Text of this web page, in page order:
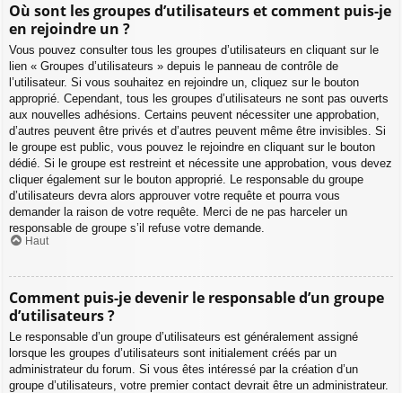
Où sont les groupes d’utilisateurs et comment puis-je
en rejoindre un ?
Vous pouvez consulter tous les groupes d’utilisateurs en cliquant sur le
lien « Groupes d’utilisateurs » depuis le panneau de contrôle de
l’utilisateur. Si vous souhaitez en rejoindre un, cliquez sur le bouton
approprié. Cependant, tous les groupes d’utilisateurs ne sont pas ouverts
aux nouvelles adhésions. Certains peuvent nécessiter une approbation,
d’autres peuvent être privés et d’autres peuvent même être invisibles. Si
le groupe est public, vous pouvez le rejoindre en cliquant sur le bouton
dédié. Si le groupe est restreint et nécessite une approbation, vous devez
cliquer également sur le bouton approprié. Le responsable du groupe
d’utilisateurs devra alors approuver votre requête et pourra vous
demander la raison de votre requête. Merci de ne pas harceler un
responsable de groupe s’il refuse votre demande.
Haut
Comment puis-je devenir le responsable d’un groupe
d’utilisateurs ?
Le responsable d’un groupe d’utilisateurs est généralement assigné
lorsque les groupes d’utilisateurs sont initialement créés par un
administrateur du forum. Si vous êtes intéressé par la création d’un
groupe d’utilisateurs, votre premier contact devrait être un administrateur.